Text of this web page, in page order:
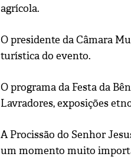
agrícola.
O presidente da Câmara
turística do evento.
O programa da Festa da
Lavradores, exposições
A Procissão do Senhor
um momento muito